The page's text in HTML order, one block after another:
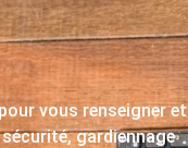
vous renseigner et
gardiennage